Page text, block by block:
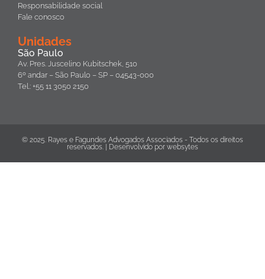
Responsabilidade social
Fale conosco
Unidades
São Paulo
Av. Pres. Juscelino Kubitschek, 510
6º andar – São Paulo – SP – 04543-000
Tel.: +55 11 3050 2150
© 2025. Rayes e Fagundes Advogados Associados - Todos os direitos
reservados. | Desenvolvido por websytes